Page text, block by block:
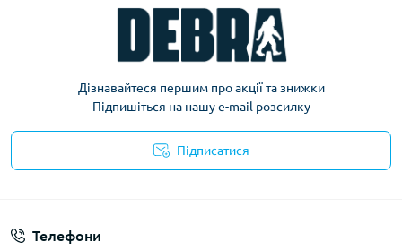
Дізнавайтеся першим про акції та знижки
Підпишіться на нашу e-mail розсилку
Підписатися
Телефони